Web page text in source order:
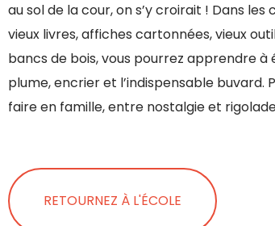
au sol de la cour, on s’y croirait ! Dans
vieux livres, affiches cartonnées, vieux
bancs de bois, vous pourrez apprendre
plume, encrier et l’indispensable buvard.
faire en famille, entre nostalgie et
RETOURNEZ À L'ÉCOLE